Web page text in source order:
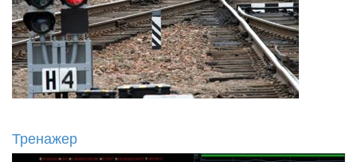
Тренажер